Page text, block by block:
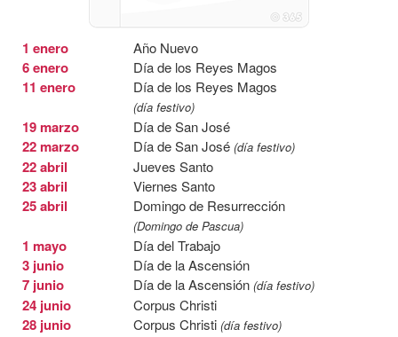
1 enero Año Nuevo
6 enero Día de los Reyes Magos
11 enero Día de los Reyes Magos
(día festivo)
19 marzo Día de San José
22 marzo Día de San José (día festivo)
22 abril Jueves Santo
23 abril Viernes Santo
25 abril Domingo de Resurrección
(Domingo de Pascua)
1 mayo Día del Trabajo
3 junio Día de la Ascensión
7 junio Día de la Ascensión (día festivo)
24 junio Corpus Christi
28 junio Corpus Christi (día festivo)